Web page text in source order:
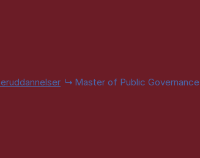
Master of Public Governance